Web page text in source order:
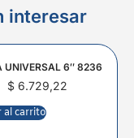
interesar
UNIVERSAL 6″ 8236
$6.729,22
al carrito